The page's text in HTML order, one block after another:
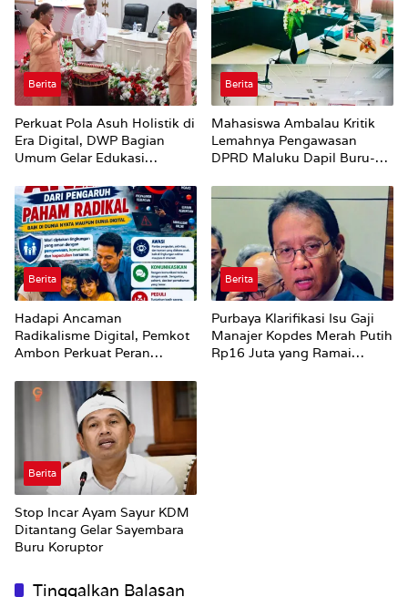
Berita
Perkuat Pola Asuh Holistik di
Era Digital, DWP Bagian
Umum Gelar Edukasi
Berita
Mahasiswa Ambalau Kritik
Lemahnya Pengawasan
DPRD Maluku Dapil Buru-
Perubahan Status Jalan
Berita
Hadapi Ancaman
Radikalisme Digital, Pemkot
Ambon Perkuat Peran
Berita
Purbaya Klarifikasi Isu Gaji
Manajer Kopdes Merah Putih
Rp16 Juta yang Ramai
Berita
Stop Incar Ayam Sayur KDM
Ditantang Gelar Sayembara
Buru Koruptor
Tinggalkan Balasan